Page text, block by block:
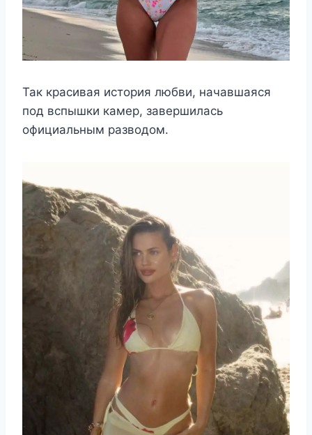
Так красивая история любви, начавшаяся
под вспышки камер, завершилась
официальным разводом.